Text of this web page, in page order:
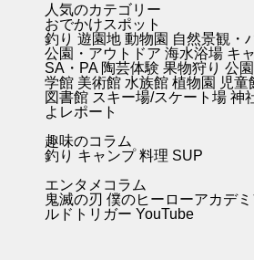
人気のカテゴリー
おでかけスポット
釣り 遊園地 動物園 自然景観・
公園・アウトドア 海水浴場 キ
SA・PA 陶芸体験 果物狩り 公園
学館 美術館 水族館 植物園 児童
図書館 スキー場/スケート場 神
よレポート
趣味のコラム
釣り キャンプ料理 SUP
エンタメコラム
鬼滅の刃 僕のヒーローアカデミ
ルドトリガー YouTube